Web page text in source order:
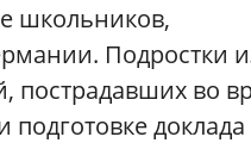
школьников,
Подростки
пострадавших во
подготовке доклада